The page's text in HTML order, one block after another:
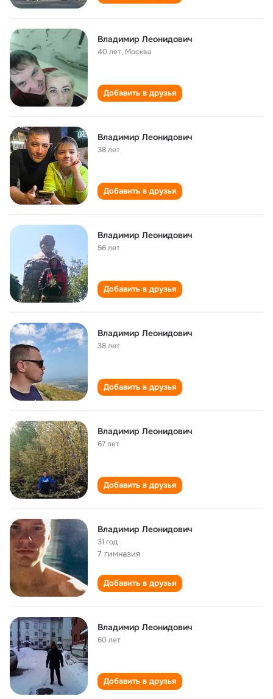
Владимир Леонидович
40 лет, Москва
Добавить в друзья
Владимир Леонидович
38 лет
Добавить в друзья
Владимир Леонидович
56 лет
Добавить в друзья
Владимир Леонидович
38 лет
Добавить в друзья
Владимир Леонидович
67 лет
Добавить в друзья
Владимир Леонидович
31 год
7 гимназия
Добавить в друзья
Владимир Леонидович
60 лет
Добавить в друзья